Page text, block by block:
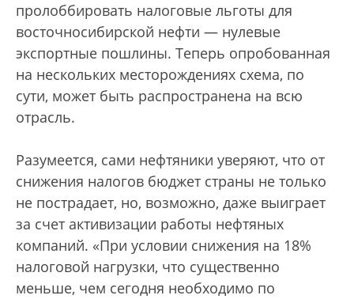
пролоббировать налоговые льготы для
восточносибирской нефти — нулевые
экспортные пошлины. Теперь опробованная
на нескольких месторождениях схема, по
сути, может быть распространена на всю
отрасль.
Разумеется, сами нефтяники уверяют, что от
снижения налогов бюджет страны не только
не пострадает, но, возможно, даже выиграет
за счет активизации работы нефтяных
компаний. «При условии снижения на 18%
налоговой нагрузки, что существенно
меньше, чем сегодня необходимо по